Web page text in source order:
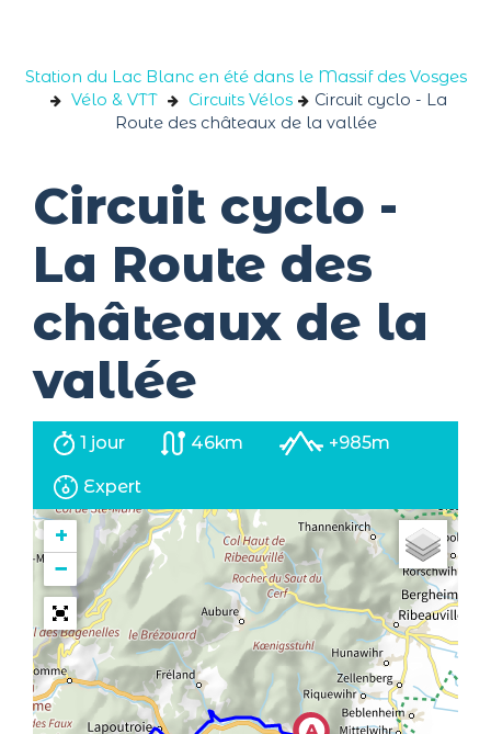
Station du Lac Blanc en été dans le Massif des Vosges
Vélo & VTT
Circuits Vélos
Circuit cyclo - La
Route des châteaux de la vallée
Circuit cyclo -
La Route des
châteaux de la
vallée
1 jour 46km +985m
Expert
+
−